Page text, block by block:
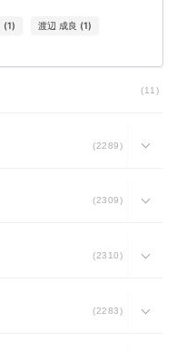
(1) 渡辺 成良 (1)
11
2289
2309
2310
2283